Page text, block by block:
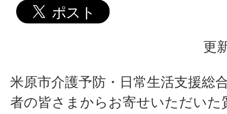
更
米原市介護予防・日常生活支援総
者の皆さまからお寄せいただいた